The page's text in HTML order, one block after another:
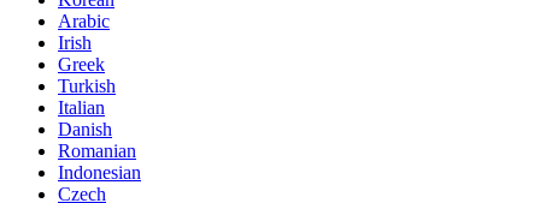
Arabic
Irish
Greek
Turkish
Italian
Danish
Romanian
Indonesian
Czech